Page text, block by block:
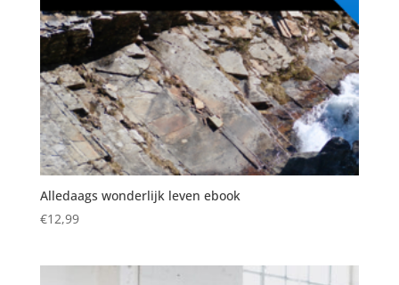
Alledaags wonderlijk leven ebook
€12,99